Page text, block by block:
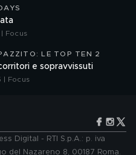
Focus
LE TOP TEN 2
e sopravvissuti
| Focus
Digital - RTI S.p.A.: p. iva
del Nazareno 8, 00187 Roma.